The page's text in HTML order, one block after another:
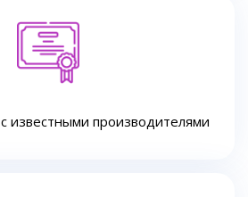
известными производителями